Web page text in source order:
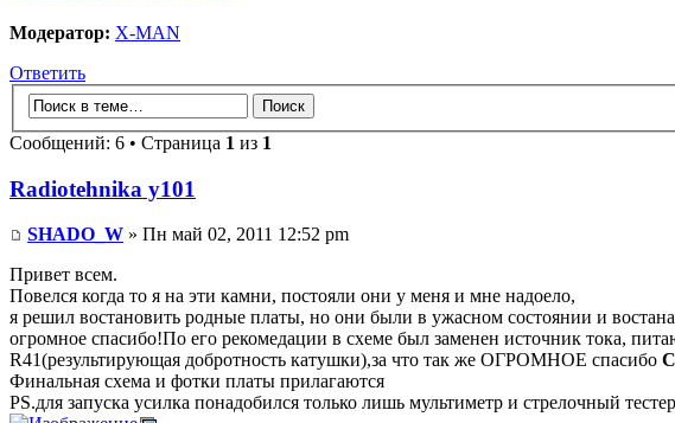
Модератор: X-MAN
Ответить
Сообщений: 6 • Страница 1 из 1
Radiotehnika у101
SHADO_W » Пн май 02, 2011 12:52 pm
Привет всем.
Повелся когда то я на эти камни, постояли они у меня и мне надоело,
я решил востановить родные платы, но они были в ужасном состоянии и
огромное спасибо!По его рекомедации в схеме был заменен источник тока,
R41(результирующая добротность катушки),за что так же ОГРОМНОЕ спасибо
Финальная схема и фотки платы прилагаются
PS.для запуска усилка понадобился только лишь мультиметр и стрелочный